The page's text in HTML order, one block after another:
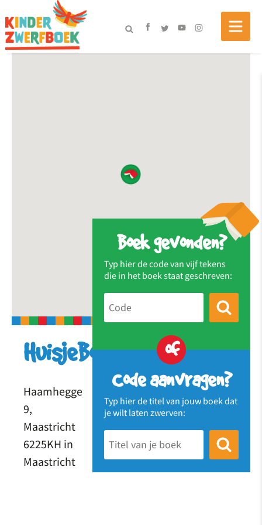
Boek gevonden?
Typ hier de code van vijf tekens
die in het boek staat geschreven:
of
Code aanvragen?
Typ hier de titel van jouw boek dat
je wilt laten zwerven:
HuisjeBoompjeBoekje
Haamhegge
9,
Maastricht
6225KH in
Maastricht